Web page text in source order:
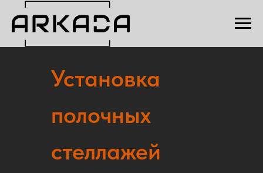
Установка
полочных
стеллажей